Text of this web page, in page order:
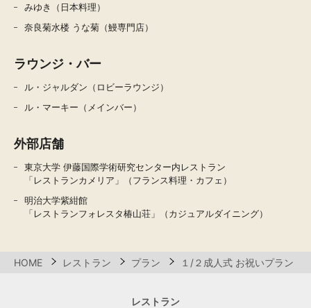
みゆき（日本料理）
奈良菊水楼 うな菊（鰻専門店）
ラウンジ・バー
ル・ジャルダン（ロビーラウンジ）
ル・マーキー（メインバー）
外部店舗
東京大学 伊藤国際学術研究センター内レストラン
「レストランカメリア」（フランス料理・カフェ）
明治大学紫紺館
「レストランフォレスタ椿山荘」（カジュアルダイニング）
HOME レストラン プラン １/２成人式 お祝いプラン
レストラン